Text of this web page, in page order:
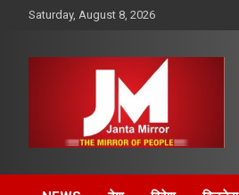
Saturday, August 8, 2026
Janta Mirror